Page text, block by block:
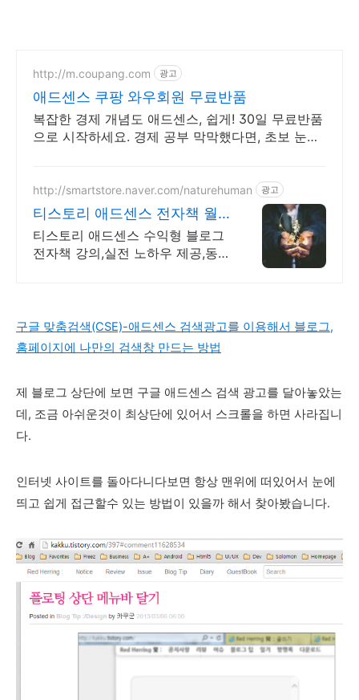
http://m.coupang.com 광고
애드센스 쿠팡 와우회원 무료반품
복잡한 경제 개념도 애드센스, 쉽게! 30일 무료반품
으로 시작하세요. 경제 공부 막막했다면, 초보 눈높
http://smartstore.naver.com/naturehuman 광고
티스토리 애드센스 전자책 월
100만원 고정 수익발생!
티스토리 애드센스 수익형 블로그
전자책 강의,실전 노하우 제공,동
구글 맞춤검색(CSE)-애드센스 검색광고를 이용해서 블로그,
홈페이지에 나만의 검색창 만드는 방법
제 블로그 상단에 보면 구글 애드센스 검색 광고를 달아놓았는
데, 조금 아쉬운것이 최상단에 있어서 스크롤을 하면 사라집니
다.
인터넷 사이트를 돌아다니다보면 항상 맨위에 떠있어서 눈에
띄고 쉽게 접근할수 있는 방법이 있을까 해서 찾아봤습니다.